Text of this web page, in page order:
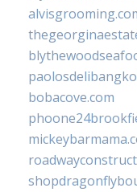
bobacove.com